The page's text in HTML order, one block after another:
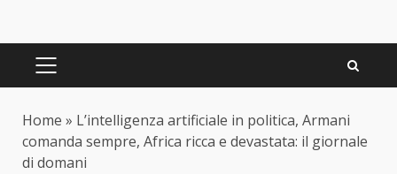
PRIMARY
Home » L’intelligenza artificiale in politica, Armani
comanda sempre, Africa ricca e devastata: il giornale
di domani